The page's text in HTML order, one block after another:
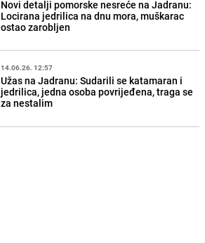
Novi detalji pomorske nesreće na Jadranu:
Locirana jedrilica na dnu mora, muškarac
ostao zarobljen
14.06.26. 12:57
Užas na Jadranu: Sudarili se katamaran i
jedrilica, jedna osoba povrijeđena, traga se
za nestalim